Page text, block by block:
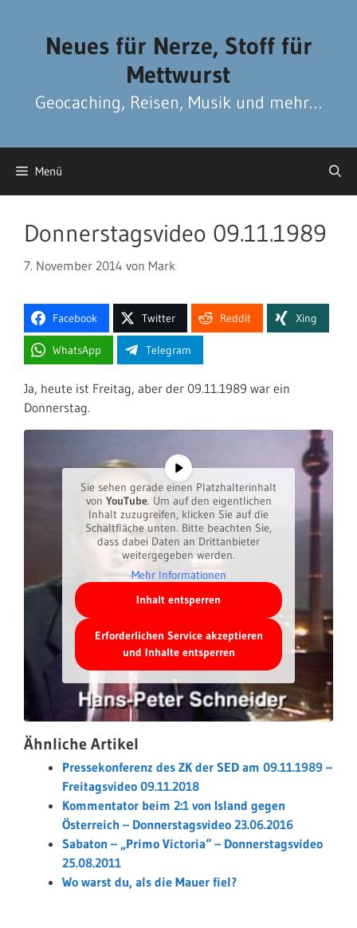
Neues für Nerze, Stoff für
Mettwurst
Geocaching, Reisen, Musik und mehr…
Menü
Donnerstagsvideo 09.11.1989
7. November 2014 von Mark
Facebook Twitter Reddit Xing
WhatsApp Telegram
Ja, heute ist Freitag, aber der 09.11.1989 war ein
Donnerstag.
Sie sehen gerade einen Platzhalterinhalt
von YouTube. Um auf den eigentlichen
Inhalt zuzugreifen, klicken Sie auf die
Schaltfläche unten. Bitte beachten Sie,
dass dabei Daten an Drittanbieter
weitergegeben werden.
Mehr Informationen
Inhalt entsperren
Erforderlichen Service akzeptieren
und Inhalte entsperren
Ähnliche Artikel
Pressekonferenz des ZK der SED am 09.11.1989 –
Freitagsvideo 09.11.2018
Kommentator beim 2:1 von Island gegen
Österreich – Donnerstagsvideo 23.06.2016
Sabaton – „Primo Victoria“ – Donnerstagsvideo
25.08.2011
Wo warst du, als die Mauer fiel?